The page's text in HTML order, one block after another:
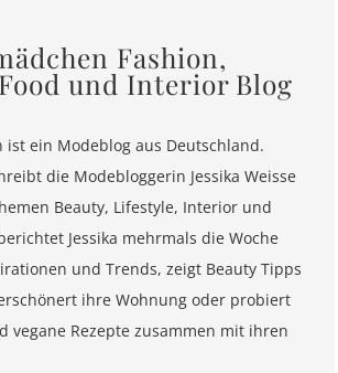
Fashion,
und Interior Blog
ist ein Modeblog aus Deutschland.
die Modebloggerin Jessika Weisse
Beauty, Lifestyle, Interior und
Jessika mehrmals die Woche
und Trends, zeigt Beauty Tipps
ihre Wohnung oder probiert
vegane Rezepte zusammen mit ihren